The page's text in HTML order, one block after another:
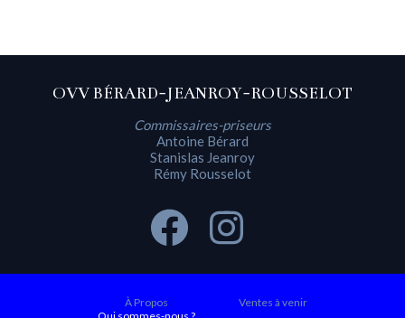
OVV BÉRARD-JEANROY-ROUSSELOT
Commissaires-priseurs
Antoine Bérard
Stanislas Jeanroy
Rémy Rousselot
À Propos
Ventes à venir